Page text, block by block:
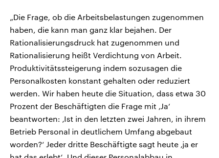
„Die Frage, ob die Arbeitsbelastungen zugenommen
haben, die kann man ganz klar bejahen. Der
Rationalisierungsdruck hat zugenommen und
Rationalisierung heißt Verdichtung von Arbeit.
Produktivitätssteigerung indem sozusagen die
Personalkosten konstant gehalten oder reduziert
werden. Wir haben heute die Situation, dass etwa 30
Prozent der Beschäftigten die Frage mit ‚Ja‘
beantworten: ‚Ist in den letzten zwei Jahren, in ihrem
Betrieb Personal in deutlichem Umfang abgebaut
worden?‘ Jeder dritte Beschäftigte sagt heute ‚ja er